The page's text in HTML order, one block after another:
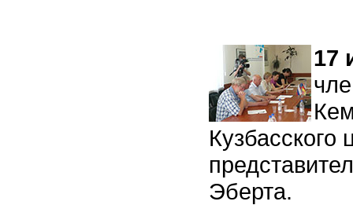
17
Кузбасского
Эберта.